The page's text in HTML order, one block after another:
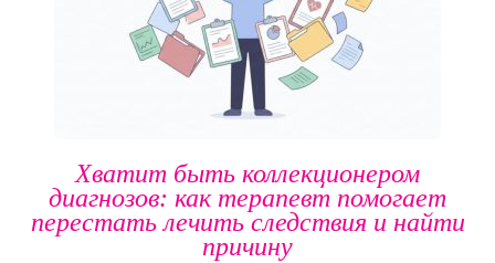
Хватит быть коллекционером
диагнозов: как терапевт помогает
перестать лечить следствия и найти
причину